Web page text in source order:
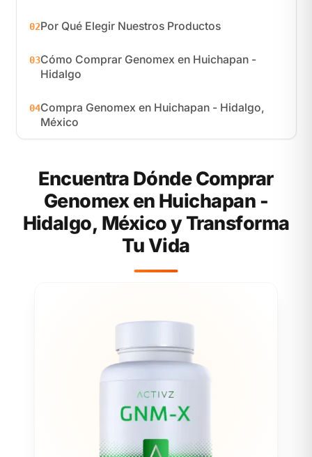
02Por Qué Elegir Nuestros Productos
03Cómo Comprar Genomex en Huichapan -
Hidalgo
04Compra Genomex en Huichapan - Hidalgo,
México
Encuentra Dónde Comprar
Genomex en Huichapan -
Hidalgo, México y Transforma
Tu Vida